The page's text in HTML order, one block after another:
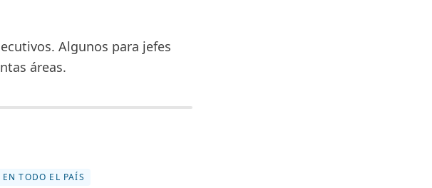
Algunos para jefes
áreas.
EN TODO EL PAÍS